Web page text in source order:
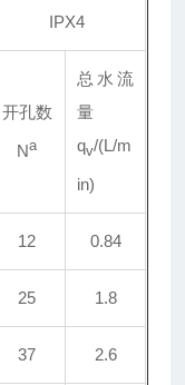
IPX4
开孔数
Na
总水流
量
qv/(L/m
in)
12 0.84
25 1.8
37 2.6